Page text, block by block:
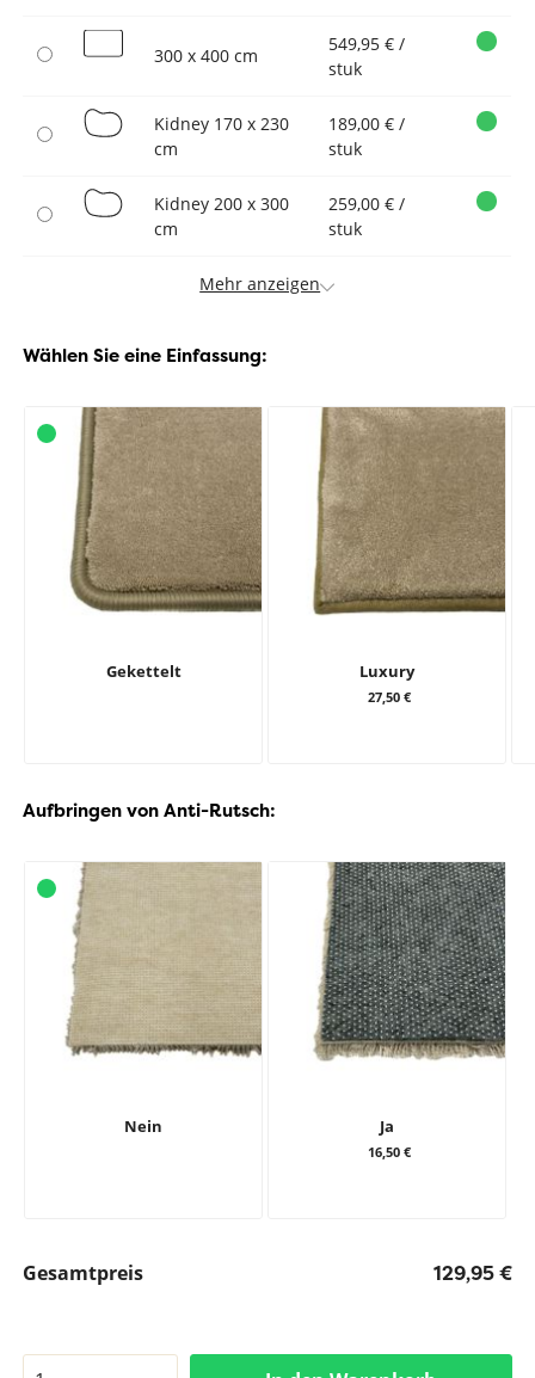
300 x 400 cm
549,95 € /
stuk
Kidney 170 x 230
cm
189,00 € /
stuk
Kidney 200 x 300
cm
259,00 € /
stuk
Mehr anzeigen
Wählen Sie eine Einfassung:
Gekettelt Luxury
27,50 €
Aufbringen von Anti-Rutsch:
Nein Ja
16,50 €
Gesamtpreis 129,95 €